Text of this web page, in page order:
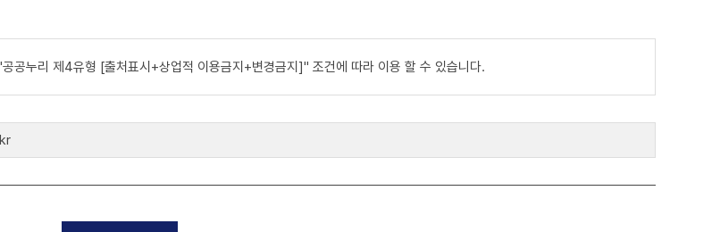
공누리 제4유형 [출처표시+상업적 이용금지+변경금지]" 조건에 따라 이용 할 수 있습니다.